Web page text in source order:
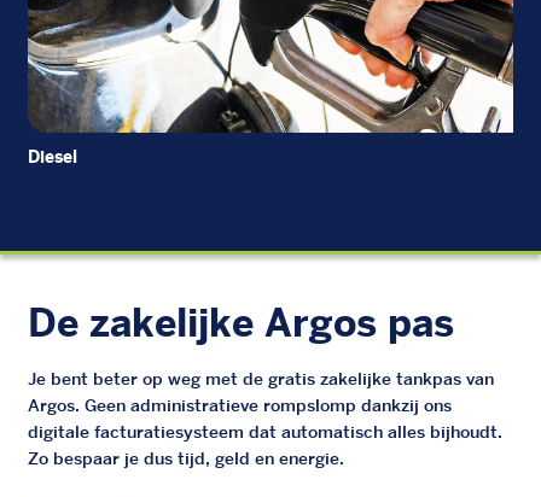
Diesel
De zakelijke Argos pas
Je bent beter op weg met de gratis zakelijke tankpas van
Argos. Geen administratieve rompslomp dankzij ons
digitale facturatiesysteem dat automatisch alles bijhoudt.
Zo bespaar je dus tijd, geld en energie.